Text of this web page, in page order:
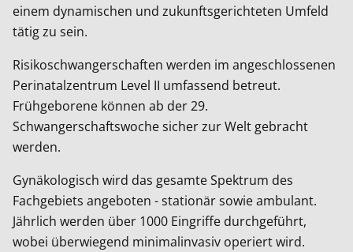
einem dynamischen und zukunftsgerichteten Umfeld
tätig zu sein.
Risikoschwangerschaften werden im angeschlossenen
Perinatalzentrum Level II umfassend betreut.
Frühgeborene können ab der 29.
Schwangerschaftswoche sicher zur Welt gebracht
werden.
Gynäkologisch wird das gesamte Spektrum des
Fachgebiets angeboten - stationär sowie ambulant.
Jährlich werden über 1000 Eingriffe durchgeführt,
wobei überwiegend minimalinvasiv operiert wird.